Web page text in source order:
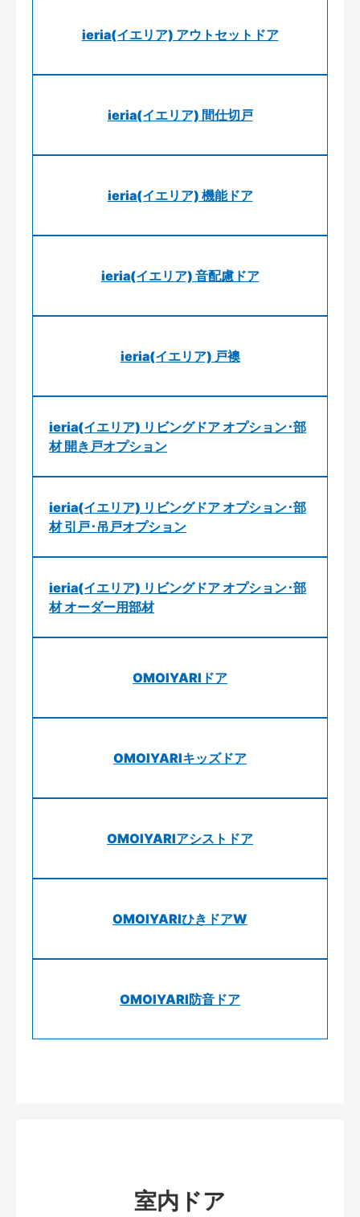
ieria(イエリア) アウトセットドア
ieria(イエリア) 間仕切戸
ieria(イエリア) 機能ドア
ieria(イエリア) 音配慮ドア
ieria(イエリア) 戸襖
ieria(イエリア) リビングドア オプション･部
材 開き戸オプション
ieria(イエリア) リビングドア オプション･部
材 引戸･吊戸オプション
ieria(イエリア) リビングドア オプション･部
材 オーダー用部材
OMOIYARIドア
OMOIYARIキッズドア
OMOIYARIアシストドア
OMOIYARIひきドアW
OMOIYARI防音ドア
室内ドア